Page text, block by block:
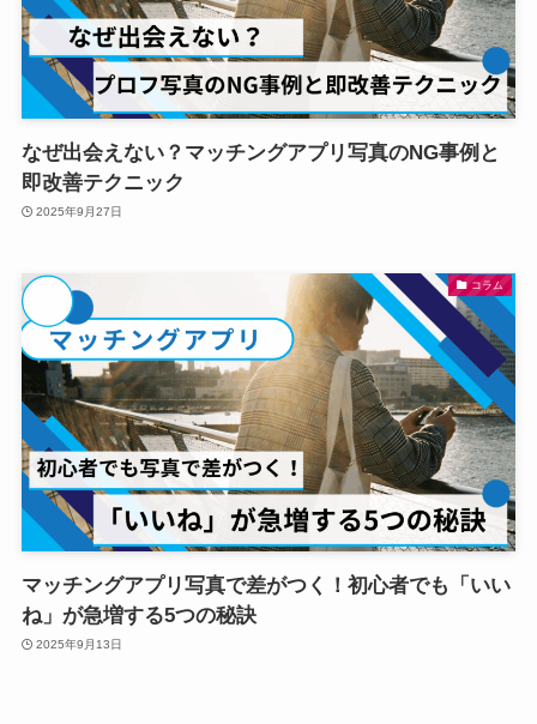
なぜ出会えない？マッチングアプリ写真のNG事例と
即改善テクニック
2025年9月27日
コラム
マッチングアプリ写真で差がつく！初心者でも「いい
ね」が急増する5つの秘訣
2025年9月13日